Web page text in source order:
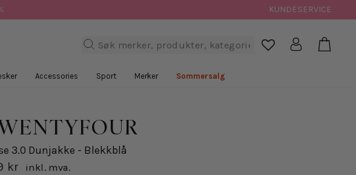
KUNDESERVICE
Søk  Logg inn
Accessories Sport Merker Sommersalg
3.0 Dunjakke - Blekkblå
kr inkl. mva.